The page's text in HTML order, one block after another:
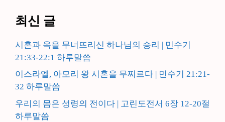
최신 글
시혼과 옥을 무너뜨리신 하나님의 승리 | 민수기
21:33-22:1 하루말씀
이스라엘, 아모리 왕 시혼을 무찌르다 | 민수기 21:21-
32 하루말씀
우리의 몸은 성령의 전이다 | 고린도전서 6장 12-20절
하루말씀